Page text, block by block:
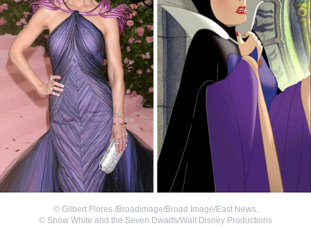
© Gilbert Flores /Broadimage/Broad Image/East News,
© Snow White and the Seven Dwarfs/Walt Disney Productions